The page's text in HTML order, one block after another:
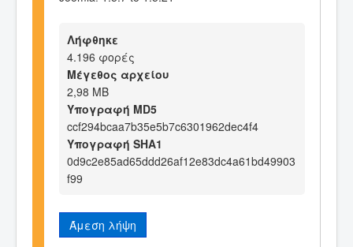
Λήφθηκε
4.196 φορές
Μέγεθος αρχείου
2,98 MB
Υπογραφή MD5
ccf294bcaa7b35e5b7c6301962dec4f4
Υπογραφή SHA1
0d9c2e85ad65ddd26af12e83dc4a61bd49903
f99
Άμεση λήψη